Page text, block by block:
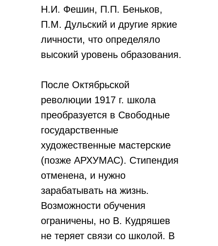
Н.И. Фешин, П.П. Беньков,
П.М. Дульский и другие яркие
личности, что определяло
высокий уровень образования.
После Октябрьской
революции 1917 г. школа
преобразуется в Свободные
государственные
художественные мастерские
(позже АРХУМАС). Стипендия
отменена, и нужно
зарабатывать на жизнь.
Возможности обучения
ограничены, но В. Кудряшев
не теряет связи со школой. В